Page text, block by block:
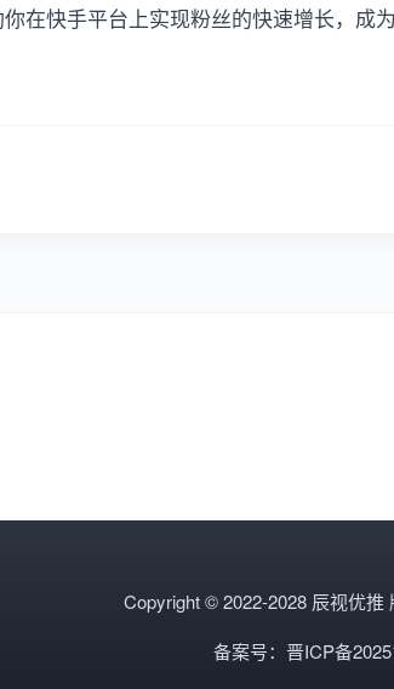
在快手平台上实现粉丝的快速增长，成
Copyright © 2022-2028 辰视优推
备案号：晋ICP备